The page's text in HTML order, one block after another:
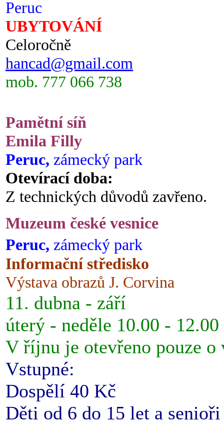
Peruc
UBYTOVÁNÍ
Celoročně
hancad@gmail.com
mob. 777 066 738
Pamětní síň
Emila Filly
Peruc, zámecký park
Otevírací doba:
Z technických důvodů zavřeno.
Muzeum české vesnice
Peruc, zámecký park
Informační středisko
Výstava obrazů J. Corvina
11. dubna - září
úterý - neděle 10.00 -
V říjnu je otevřeno pouze o
Vstupné:
Dospělí 40 Kč
Děti od 6 do 15 let a